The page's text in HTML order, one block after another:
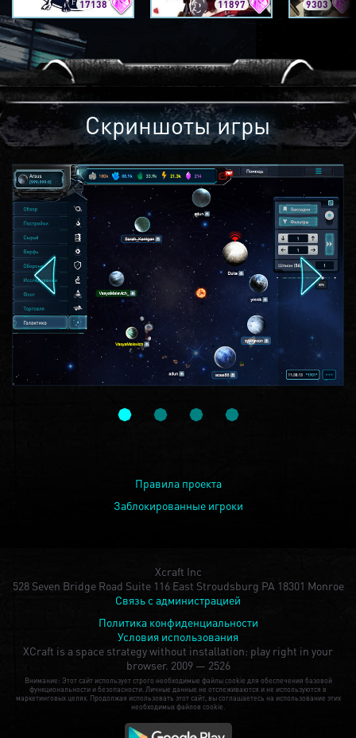
17138 11897 9303
Скриншоты игры
Правила проекта
Заблокированные игроки
Xcraft Inc
528 Seven Bridge Road Suite 116 East Stroudsburg PA 18301 Monroe
Связь с администрацией
Политика конфиденциальности
Условия использования
XCraft is a space strategy without installation: play right in your
browser. 2009 — 2526
Внимание: Этот сайт использует строго необходимые файлы cookie для обеспечения базовой
функциональности и безопасности. Личные данные не отслеживаются и не используются в
маркетинговых целях. Продолжая использовать этот сайт, вы соглашаетесь на использование этих
необходимых файлов cookie.